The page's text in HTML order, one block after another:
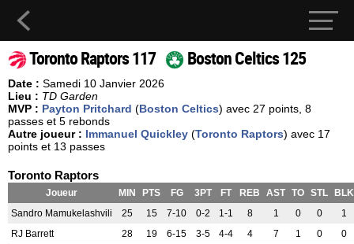
Toronto Raptors 117 Boston Celtics 125
Date : Samedi 10 Janvier 2026
Lieu : TD Garden
MVP : Payton Pritchard (Boston Celtics) avec 27 points, 8
passes et 5 rebonds
Autre joueur : Immanuel Quickley (Toronto Raptors) avec 17
points et 13 passes
Toronto Raptors
Joueur MIN PTS FG 3PT FT REB AST TO STL
BLK
Sandro Mamukelashvili
25 15 7-10 0-2 1-1 8 1 0 0
1
RJ Barrett
28 19 6-15 3-5 4-4 4 7 1 0
0